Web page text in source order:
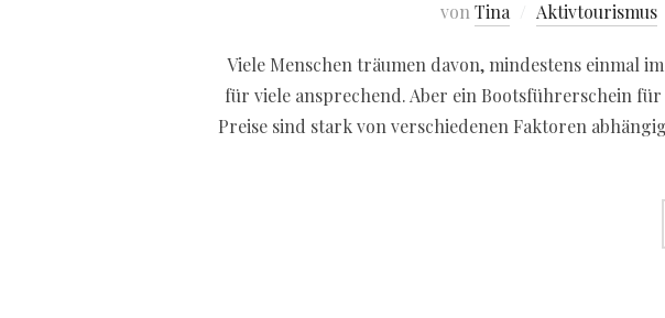
von Tina Aktivtourismus
Viele Menschen träumen davon, mindestens einmal
für viele ansprechend. Aber ein Bootsführerschein
Preise sind stark von verschiedenen Faktoren